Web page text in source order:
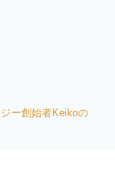
ー創始者Keikoの